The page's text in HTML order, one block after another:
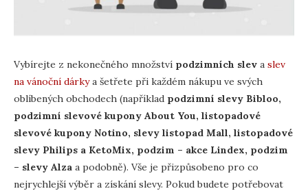
Vybírejte z nekonečného množství podzimních slev a slev
na vánoční dárky a šetřete při každém nákupu ve svých
oblíbených obchodech (například podzimní slevy Bibloo,
podzimní slevové kupony About You, listopadové
slevové kupony Notino, slevy listopad Mall, listopadové
slevy Philips a KetoMix, podzim – akce Lindex, podzim
– slevy Alza a podobně). Vše je přizpůsobeno pro co
nejrychlejší výběr a získání slevy. Pokud budete potřebovat